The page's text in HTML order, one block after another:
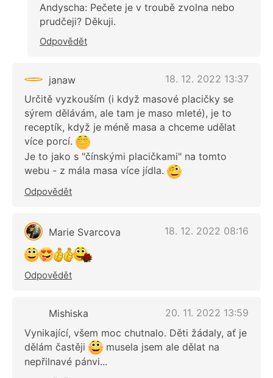
Andyscha: Pečete je v troubě zvolna nebo
prudčeji? Děkuji.
Odpovědět
janaw
18. 12. 2022 13:37
Určitě vyzkouším (i když masové placičky se
sýrem dělávám, ale tam je maso mleté), je to
receptík, když je méně masa a chceme udělat
více porcí.
Je to jako s "čínskými placičkami" na tomto
webu - z mála masa více jídla.
Odpovědět
Marie Svarcova 18. 12. 2022 08:16
Odpovědět
Mishiska
20. 11. 2022 13:59
Vynikající, všem moc chutnalo. Děti žádaly, ať je
dělám častěji
musela jsem ale dělat na
nepřilnavé pánvi...